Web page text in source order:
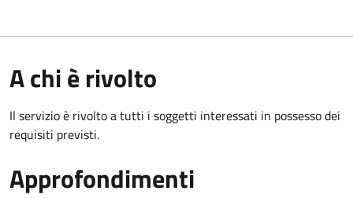
A chi è rivolto
Il servizio è rivolto a tutti i soggetti interessati in possesso dei
requisiti previsti.
Approfondimenti